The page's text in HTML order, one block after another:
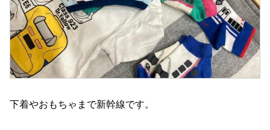
下着やおもちゃまで新幹線です。